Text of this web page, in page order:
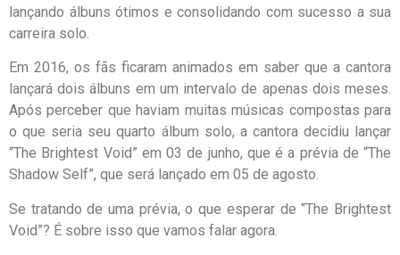
lançando álbuns ótimos e consolidando com sucesso a sua
carreira solo.
Em 2016, os fãs ficaram animados em saber que a cantora
lançará dois álbuns em um intervalo de apenas dois meses.
Após perceber que haviam muitas músicas compostas para
o que seria seu quarto álbum solo, a cantora decidiu lançar
“The Brightest Void” em 03 de junho, que é a prévia de “The
Shadow Self”, que será lançado em 05 de agosto.
Se tratando de uma prévia, o que esperar de “The Brightest
Void”? É sobre isso que vamos falar agora.